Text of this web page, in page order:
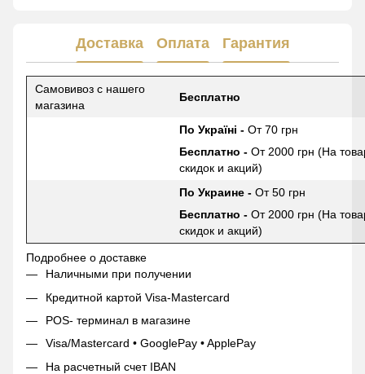
Доставка Оплата Гарантия
Самовивоз с нашего
магазина
Бесплатно
По Україні - От 70 грн
Бесплатно - От 2000 грн (На
скидок и акций)
По Украине - От 50 грн
Бесплатно - От 2000 грн (На
скидок и акций)
Подробнее о доставке
Наличными при получении
Кредитной картой Visa-Mastercard
POS- терминал в магазине
Visa/Mastercard • GooglePay • ApplePay
На расчетный счет IBAN